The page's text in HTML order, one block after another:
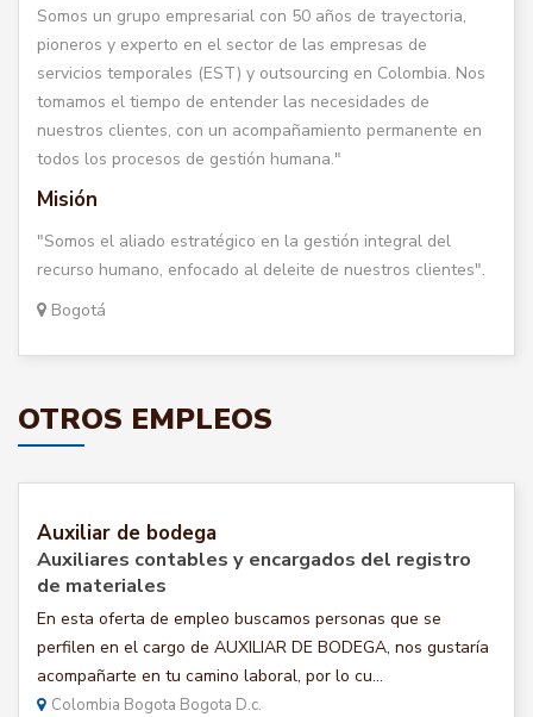
Somos un grupo empresarial con 50 años de trayectoria,
pioneros y experto en el sector de las empresas de
servicios temporales (EST) y outsourcing en Colombia. Nos
tomamos el tiempo de entender las necesidades de
nuestros clientes, con un acompañamiento permanente en
todos los procesos de gestión humana."
Misión
"Somos el aliado estratégico en la gestión integral del
recurso humano, enfocado al deleite de nuestros clientes".
Bogotá
OTROS EMPLEOS
Auxiliar de bodega
Auxiliares contables y encargados del registro
de materiales
En esta oferta de empleo buscamos personas que se
perfilen en el cargo de AUXILIAR DE BODEGA, nos gustaría
acompañarte en tu camino laboral, por lo cu...
Colombia Bogota Bogota D.c.